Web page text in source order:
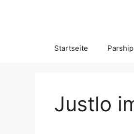
Startseite Parship
Justlo